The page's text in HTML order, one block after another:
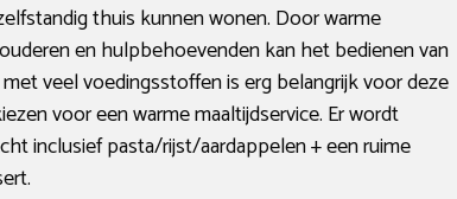
thuis kunnen wonen. Door warme
en hulpbehoevenden kan het bedienen van
veel voedingsstoffen is erg belangrijk voor deze
voor een warme maaltijdservice. Er wordt
inclusief pasta/rijst/aardappelen + een ruime